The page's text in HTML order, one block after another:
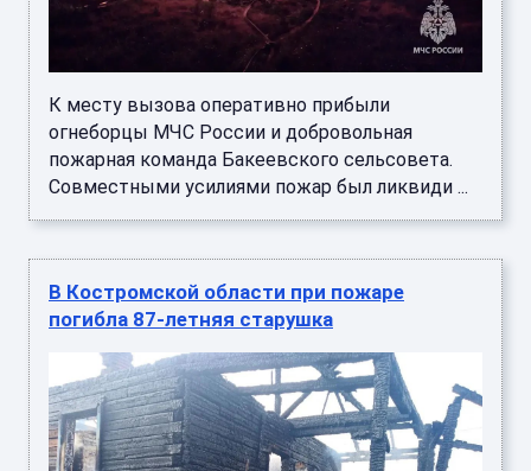
К месту вызова оперативно прибыли
огнеборцы МЧС России и добровольная
пожарная команда Бакеевского сельсовета.
Совместными усилиями пожар был ликвиди ...
В Костромской области при пожаре
погибла 87-летняя старушка